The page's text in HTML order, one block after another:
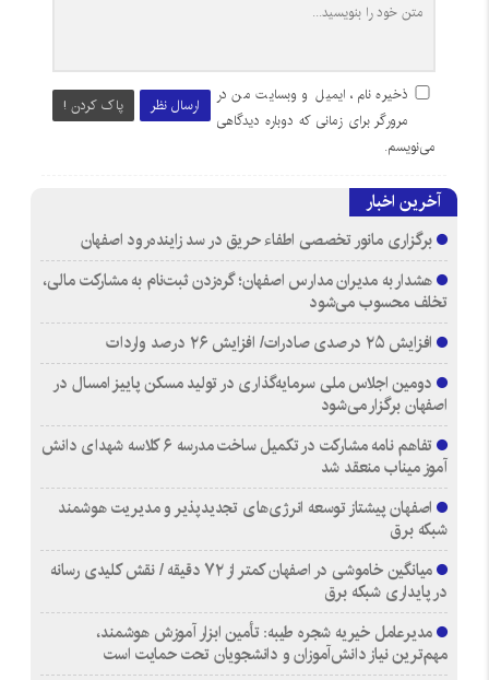
ارسال نظر پاک کردن !
ذخیره نام، ایمیل و وبسایت من در
مرورگر برای زمانی که دوباره دیدگاهی
می‌نویسم.
آخرین اخبار
برگزاری مانور تخصصی اطفاء حریق در سد زاینده‌رود اصفهان
هشدار به مدیران مدارس اصفهان؛ گره‌زدن ثبت‌نام به مشارکت مالی،
تخلف محسوب می‌شود
افزایش ۲۵ درصدی صادرات/ افزایش ۲۶ درصد واردات
دومین اجلاس ملی سرمایه‌گذاری در تولید مسکن پاییز امسال در
اصفهان برگزار می‌شود
تفاهم نامه مشارکت در تکمیل ساخت مدرسه ۶ کلاسه شهدای دانش
آموز میناب منعقد شد
اصفهان پیشتاز توسعه انرژی‌های تجدیدپذیر و مدیریت هوشمند
شبکه برق
میانگین خاموشی در اصفهان کمتر از ۷۲ دقیقه / نقش کلیدی رسانه
در پایداری شبکه برق
مدیرعامل خیریه شجره طیبه: تأمین ابزار آموزش هوشمند،
مهم‌ترین نیاز دانش‌آموزان و دانشجویان تحت حمایت است